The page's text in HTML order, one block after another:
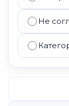
Не